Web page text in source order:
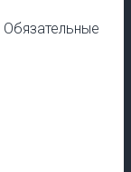
Обязательные